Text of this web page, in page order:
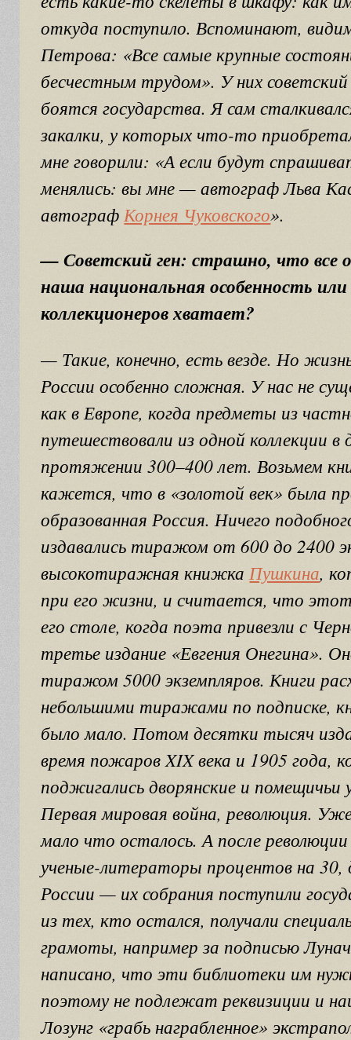
откуда поступило. Вспоминают,
Петрова: «Все самые крупные
бесчестным трудом». У них
боятся государства. Я сам
закалки, у которых что-то
мне говорили: «А если будут
менялись: вы мне — автограф Льва
автографКорнея Чуковского».
— Советский ген: страшно, что
наша национальная особенность
коллекционеров хватает?
— Такие, конечно, есть везде. Но
России особенно сложная. У нас не
как в Европе, когда предметы из
путешествовали из одной коллекции в
протяжении 300–400 лет. Возьмем
кажется, что в «золотой век» была
образованная Россия. Ничего
издавались тиражом от 600 до 2400
высокотиражная книжкаПушкина,
при его жизни, и считается, что
его столе, когда поэта привезли с
третье издание «Евгения Онегина».
тиражом 5000 экземпляров. Книги
небольшими тиражами по подписке,
было мало. Потом десятки тысяч
время пожаров XIX века и 1905 года,
поджигались дворянские и
Первая мировая война, революция.
мало что осталось. А после
ученые-литераторы процентов на 30,
России — их собрания поступили
из тех, кто остался, получали
грамоты, например за подписью
написано, что эти библиотеки им
поэтому не подлежат реквизиции и
Лозунг «грабь награбленное»